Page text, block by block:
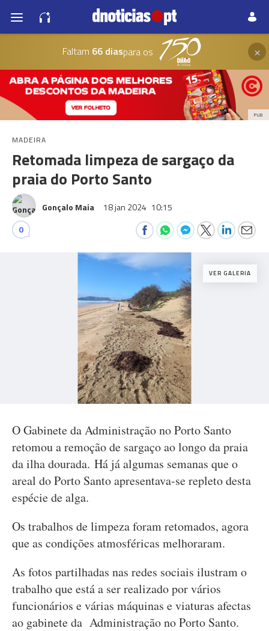
Faltam 66 diaspara os ×
PUB
MADEIRA
Retomada limpeza de sargaço da
praia do Porto Santo
Gonçalo Maia 18 jan 2024 10:15
0
VER GALERIA
O Gabinete da Administração no Porto Santo
retomou a remoção de sargaço ao longo da praia
da ilha dourada. Há já algumas semanas que o
areal do Porto Santo apresentava-se repleto desta
espécie de alga.
Os trabalhos de limpeza foram retomados, agora
que as condições atmosféricas melhoraram.
As fotos partilhadas nas redes sociais ilustram o
trabalho que está a ser realizado por vários
funcionários e várias máquinas e viaturas afectas
ao gabinete da Administração no Porto Santo.